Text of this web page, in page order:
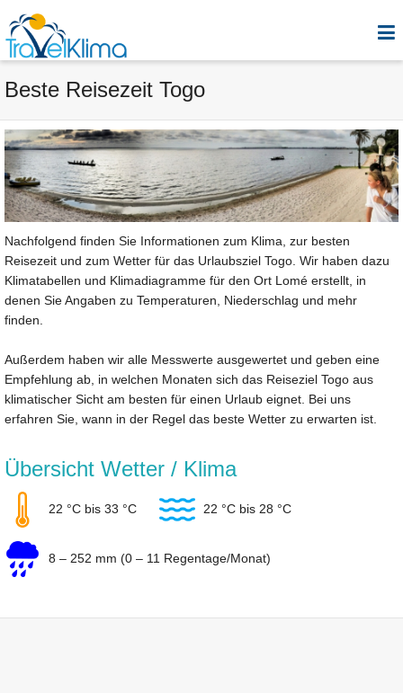
Beste Reisezeit Togo
Nachfolgend finden Sie Informationen zum Klima, zur besten
Reisezeit und zum Wetter für das Urlaubsziel Togo. Wir haben dazu
Klimatabellen und Klimadiagramme für den Ort Lomé erstellt, in
denen Sie Angaben zu Temperaturen, Niederschlag und mehr
finden.
Außerdem haben wir alle Messwerte ausgewertet und geben eine
Empfehlung ab, in welchen Monaten sich das Reiseziel Togo aus
klimatischer Sicht am besten für einen Urlaub eignet. Bei uns
erfahren Sie, wann in der Regel das beste Wetter zu erwarten ist.
Übersicht Wetter / Klima
22 °C bis 33 °C 22 °C bis 28 °C
8 – 252 mm (0 – 11 Regentage/Monat)